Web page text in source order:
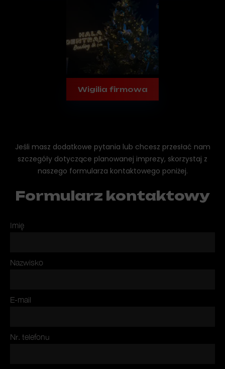
Wigilia firmowa
Jeśli masz dodatkowe pytania lub chcesz przesłać nam
szczegóły dotyczące planowanej imprezy, skorzystaj z
naszego formularza kontaktowego poniżej.
Formularz kontaktowy
Imię
Nazwisko
E-mail
Nr. telefonu